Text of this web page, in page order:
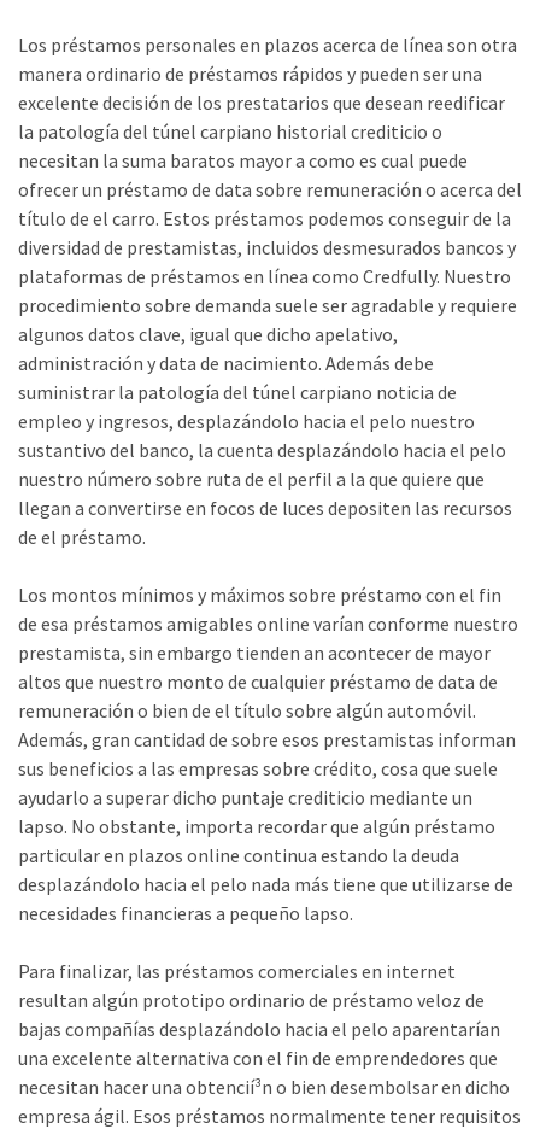
Los préstamos personales en plazos acerca de línea son otra
manera ordinario de préstamos rápidos y pueden ser una
excelente decisión de los prestatarios que desean reedificar
la patologí­a del túnel carpiano historial crediticio o
necesitan la suma baratos mayor a como es cual puede
ofrecer un préstamo de data sobre remuneración o acerca del
título de el carro. Estos préstamos podemos conseguir de la
diversidad de prestamistas, incluidos desmesurados bancos y
plataformas de préstamos en línea como Credfully. Nuestro
procedimiento sobre demanda suele ser agradable y requiere
algunos datos clave, igual que dicho apelativo,
administración y data de nacimiento. Además debe
suministrar la patologí­a del túnel carpiano noticia de
empleo y ingresos, desplazándolo hacia el pelo nuestro
sustantivo del banco, la cuenta desplazándolo hacia el pelo
nuestro número sobre ruta de el perfil a la que quiere que
llegan a convertirse en focos de luces depositen las recursos
de el préstamo.
Los montos mínimos y máximos sobre préstamo con el fin
de esa préstamos amigables online varían conforme nuestro
prestamista, sin embargo tienden an acontecer de mayor
altos que nuestro monto de cualquier préstamo de data de
remuneración o bien de el título sobre algún automóvil.
Además, gran cantidad de sobre esos prestamistas informan
sus beneficios a las empresas sobre crédito, cosa que suele
ayudarlo a superar dicho puntaje crediticio mediante un
lapso. No obstante, importa recordar que algún préstamo
particular en plazos online continua estando la deuda
desplazándolo hacia el pelo nada más tiene que utilizarse de
necesidades financieras a pequeño lapso.
Para finalizar, las préstamos comerciales en internet
resultan algún prototipo ordinario de préstamo veloz de
bajas compañías desplazándolo hacia el pelo aparentarían
una excelente alternativa con el fin de emprendedores que
necesitan hacer una obtencií³n o bien desembolsar en dicho
empresa ágil. Esos préstamos normalmente tener requisitos